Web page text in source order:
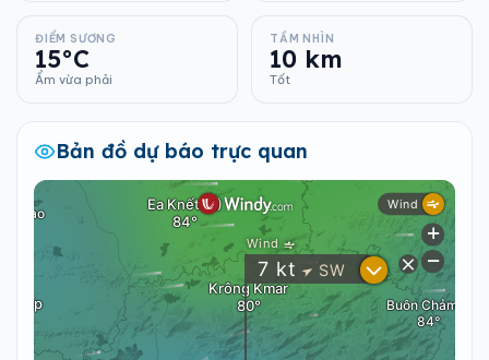
ĐIỂM SƯƠNG
15°C
Ẩm vừa phải
TẦM NHÌN
10 km
Tốt
Bản đồ dự báo trực quan